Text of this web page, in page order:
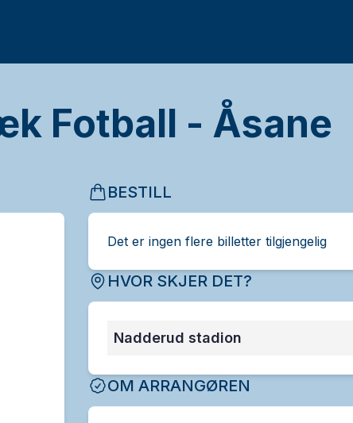
Fotball - Åsane
BESTILL
Det er ingen flere billetter tilgjengelig
HVOR SKJER DET?
Nadderud stadion
OM ARRANGØREN